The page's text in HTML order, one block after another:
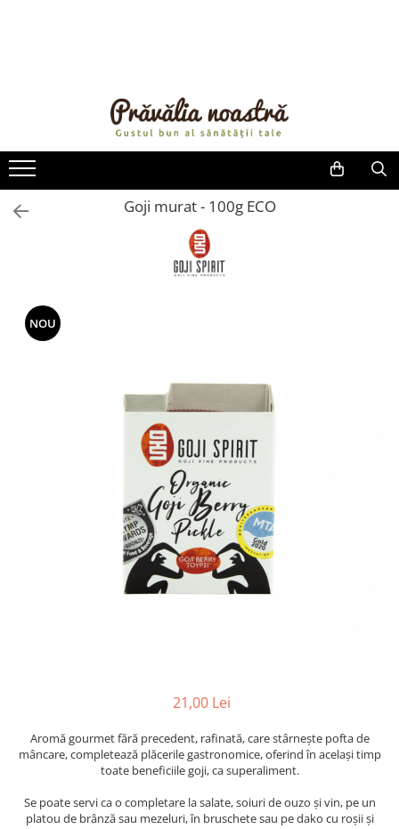
ULEIURI ȘI UNTURI
MĂSLINE
FRUCTE DESHIDRATATE
ÎNDULCITORI NATURALI / MIERE
SOSURI
FĂINĂ FĂRĂ GLUTEN
CREME ȘI PASTE TARTINABILE
CIOCOLATĂ ȘI CACAO
Goji murat - 100g ECO
NOU
21,00 Lei
Aromă gourmet fără precedent, rafinată, care stârnește pofta de
mâncare, completează plăcerile gastronomice, oferind în același timp
toate beneficiile goji, ca superaliment.
Se poate servi ca o completare la salate, soiuri de ouzo și vin, pe un
platou de brânză sau mezeluri, în bruschete sau pe dako cu roșii și